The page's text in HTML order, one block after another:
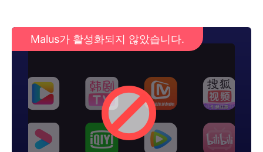
Malus가 활성화되지 않았습니다.